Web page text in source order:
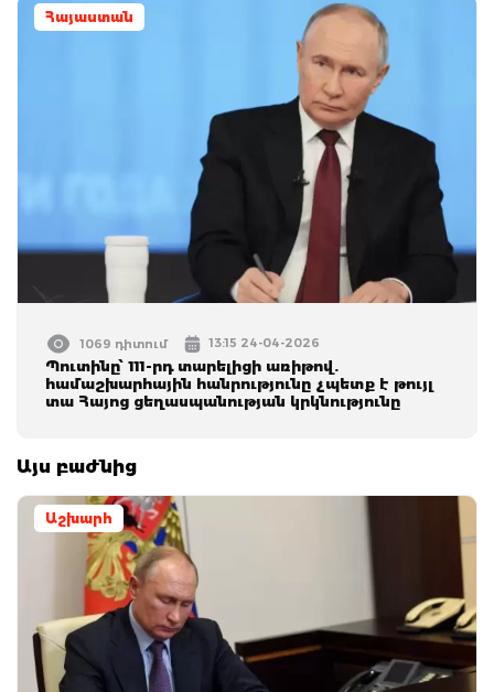
Հայաստան
1069 դիտում 13:15 24-04-2026
Պուտինը՝ 111-րդ տարելիցի առիթով.
համաշխարհային հանրությունը չպետք է թույլ
տա Հայոց ցեղասպանության կրկնությունը
Այս բաժնից
Աշխարհ